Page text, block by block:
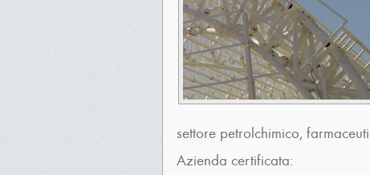
settore petrolchimico,
Azienda certificata: